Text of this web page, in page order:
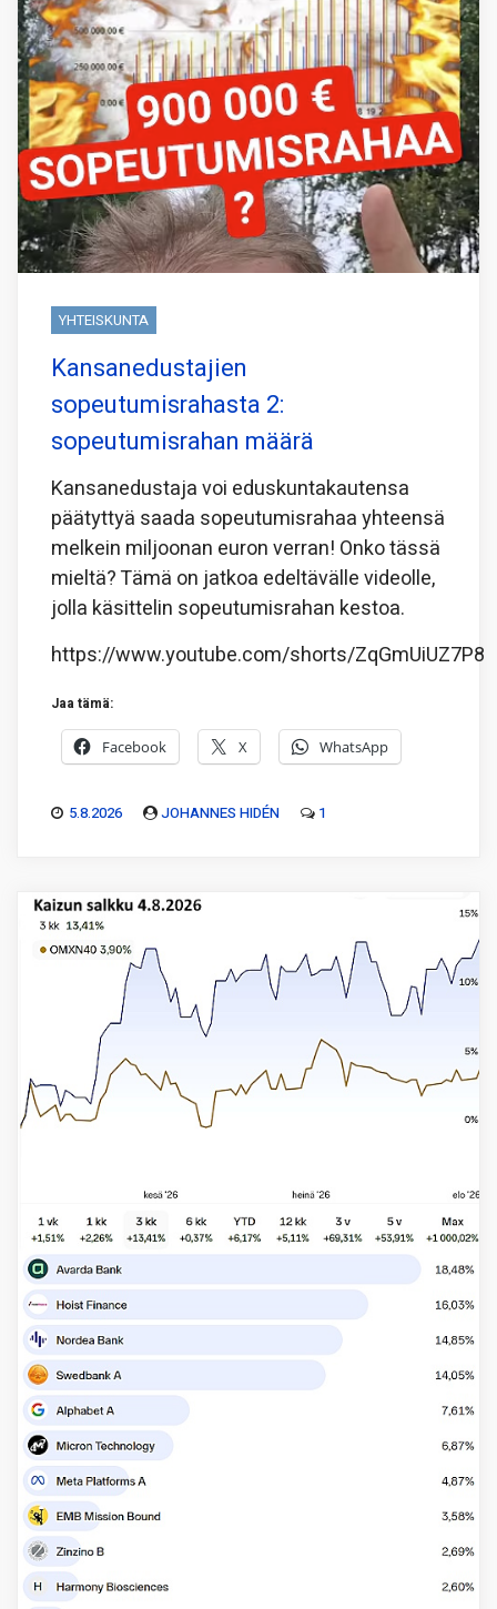
YHTEISKUNTA
Kansanedustajien
sopeutumisrahasta 2:
sopeutumisrahan määrä
Kansanedustaja voi eduskuntakautensa
päätyttyä saada sopeutumisrahaa yhteensä
melkein miljoonan euron verran! Onko tässä
mieltä? Tämä on jatkoa edeltävälle videolle,
jolla käsittelin sopeutumisrahan kestoa.
https://www.youtube.com/shorts/ZqGmUiUZ7P8
Jaa tämä:
Facebook X WhatsApp
5.8.2026 JOHANNES HIDÉN 1